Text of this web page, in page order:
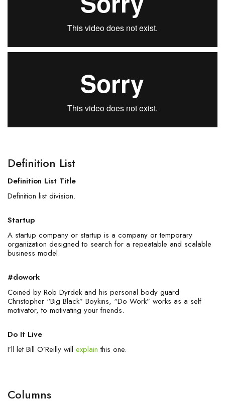
Definition List
Definition List Title
Definition list division.
Startup
A startup company or startup is a company or temporary
organization designed to search for a repeatable and scalable
business model.
#dowork
Coined by Rob Dyrdek and his personal body guard
Christopher “Big Black” Boykins, “Do Work” works as a self
motivator, to motivating your friends.
Do It Live
I’ll let Bill O’Reilly will explain this one.
Columns